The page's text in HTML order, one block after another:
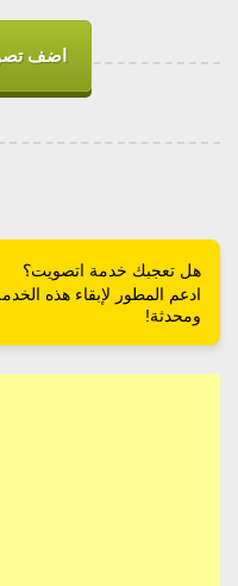
اضف
هل تعجبك خدمة اتصويت؟
ادعم المطور لإبقاء هذه
ومحدثة!